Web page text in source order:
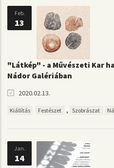
Feb.
13
"Látkép" - a Művészeti Kar
Nádor Galériában
2020.02.13.
Kiállítás Festészet , Szobrászat
Jan.
14